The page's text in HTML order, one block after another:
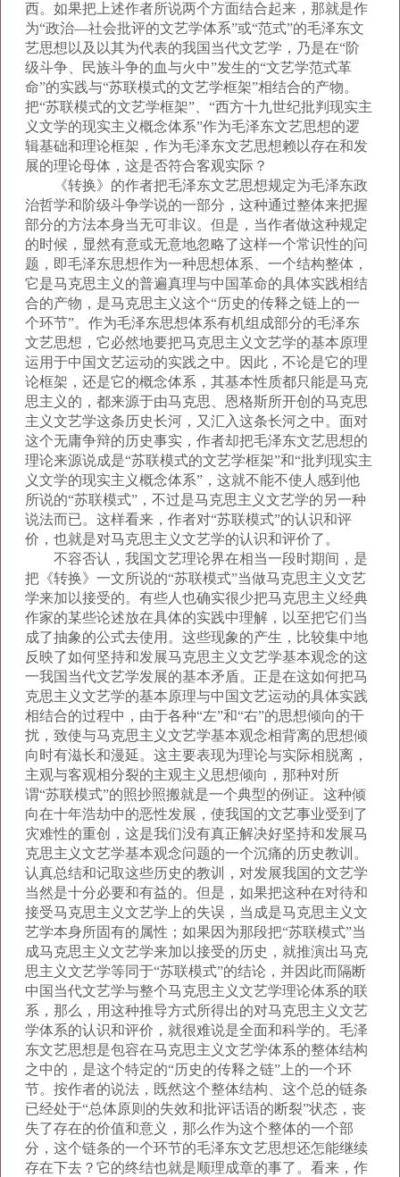
西。如果把上述作者所说两个方面结合起来，那就是作
为“政治—社会批评的文艺学体系”或“范式”的毛泽东文
艺思想以及以其为代表的我国当代文艺学，乃是在“阶
级斗争、民族斗争的血与火中”发生的“文艺学范式革
命”的实践与“苏联模式的文艺学框架”相结合的产物。
把“苏联模式的文艺学框架”、“西方十九世纪批判现实主
义文学的现实主义概念体系”作为毛泽东文艺思想的逻
辑基础和理论框架，作为毛泽东文艺思想赖以存在和发
展的理论母体，这是否符合客观实际？
《转换》的作者把毛泽东文艺思想规定为毛泽东政
治哲学和阶级斗争学说的一部分，这种通过整体来把握
部分的方法本身当无可非议。但是，当作者做这种规定
的时候，显然有意或无意地忽略了这样一个常识性的问
题，即毛泽东思想作为一种思想体系、一个结构整体，
它是马克思主义的普遍真理与中国革命的具体实践相结
合的产物，是马克思主义这个“历史的传释之链上的一
个环节”。作为毛泽东思想体系有机组成部分的毛泽东
文艺思想，它必然地要把马克思主义文艺学的基本原理
运用于中国文艺运动的实践之中。因此，不论是它的理
论框架，还是它的概念体系，其基本性质都只能是马克
思主义的，都来源于由马克思、恩格斯所开创的马克思
主义文艺学这条历史长河，又汇入这条长河之中。面对
这个无庸争辩的历史事实，作者却把毛泽东文艺思想的
理论来源说成是“苏联模式的文艺学框架”和“批判现实主
义文学的现实主义概念体系”，这就不能不使人感到他
所说的“苏联模式”，不过是马克思主义文艺学的另一种
说法而已。这样看来，作者对“苏联模式”的认识和评
价，也就是对马克思主义文艺学的认识和评价了。
不容否认，我国文艺理论界在相当一段时期间，是
把《转换》一文所说的“苏联模式”当做马克思主义文艺
学来加以接受的。有些人也确实很少把马克思主义经典
作家的某些论述放在具体的实践中理解，以至把它们当
成了抽象的公式去使用。这些现象的产生，比较集中地
反映了如何坚持和发展马克思主义文艺学基本观念的这
一我国当代文艺学发展的基本矛盾。正是在这如何把马
克思主义文艺学的基本原理与中国文艺运动的具体实践
相结合的过程中，由于各种“左”和“右”的思想倾向的干
扰，致使与马克思主义文艺学基本观念相背离的思想倾
向时有滋长和漫延。这主要表现为理论与实际相脱离，
主观与客观相分裂的主观主义思想倾向，那种对所
谓“苏联模式”的照抄照搬就是一个典型的例证。这种倾
向在十年浩劫中的恶性发展，使我国的文艺事业受到了
灾难性的重创，这是我们没有真正解决好坚持和发展马
克思主义文艺学基本观念问题的一个沉痛的历史教训。
认真总结和记取这些历史的教训，对发展我国的文艺学
当然是十分必要和有益的。但是，如果把这种在对待和
接受马克思主义文艺学上的失误，当成是马克思主义文
艺学本身所固有的属性；如果因为那段把“苏联模式”当
成马克思主义文艺学来加以接受的历史，就推演出马克
思主义文艺学等同于“苏联模式”的结论，并因此而隔断
中国当代文艺学与整个马克思主义文艺学理论体系的联
系，那么，用这种推导方式所得出的对马克思主义文艺
学体系的认识和评价，就很难说是全面和科学的。毛泽
东文艺思想是包容在马克思主义文艺学体系的整体结构
之中的，是这个特定的“历史的传释之链”上的一个环
节。按作者的说法，既然这个整体结构、这个总的链条
已经处于“总体原则的失效和批评话语的断裂”状态，丧
失了存在的价值和意义，那么作为这个整体的一个部
分，这个链条的一个环节的毛泽东文艺思想还怎能继续
存在下去？它的终结也就是顺理成章的事了。看来，作